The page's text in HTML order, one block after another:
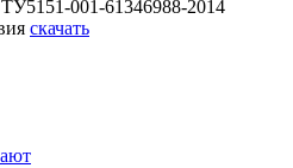
001-61346988-2014
скачать